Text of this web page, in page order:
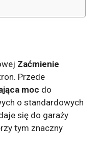
Zaćmienie
Przede
moc do
o standardowych
się do garaży
tym znaczny